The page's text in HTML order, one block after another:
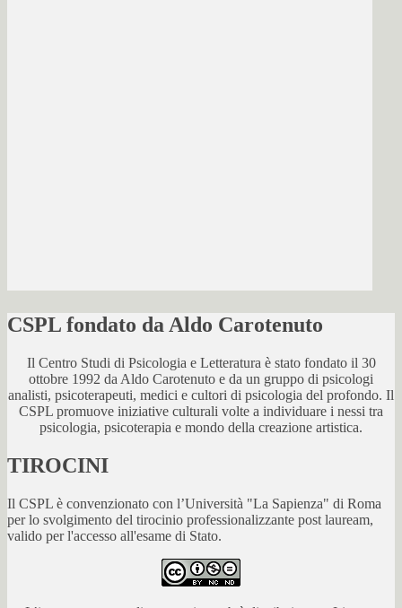
CSPL fondato da Aldo Carotenuto
Il Centro Studi di Psicologia e Letteratura è stato fondato il 30
ottobre 1992 da Aldo Carotenuto e da un gruppo di psicologi
analisti, psicoterapeuti, medici e cultori di psicologia del profondo. Il
CSPL promuove iniziative culturali volte a individuare i nessi tra
psicologia, psicoterapia e mondo della creazione artistica.
TIROCINI
Il CSPL è convenzionato con l’Università "La Sapienza" di Roma
per lo svolgimento del tirocinio professionalizzante post lauream,
valido per l'accesso all'esame di Stato.